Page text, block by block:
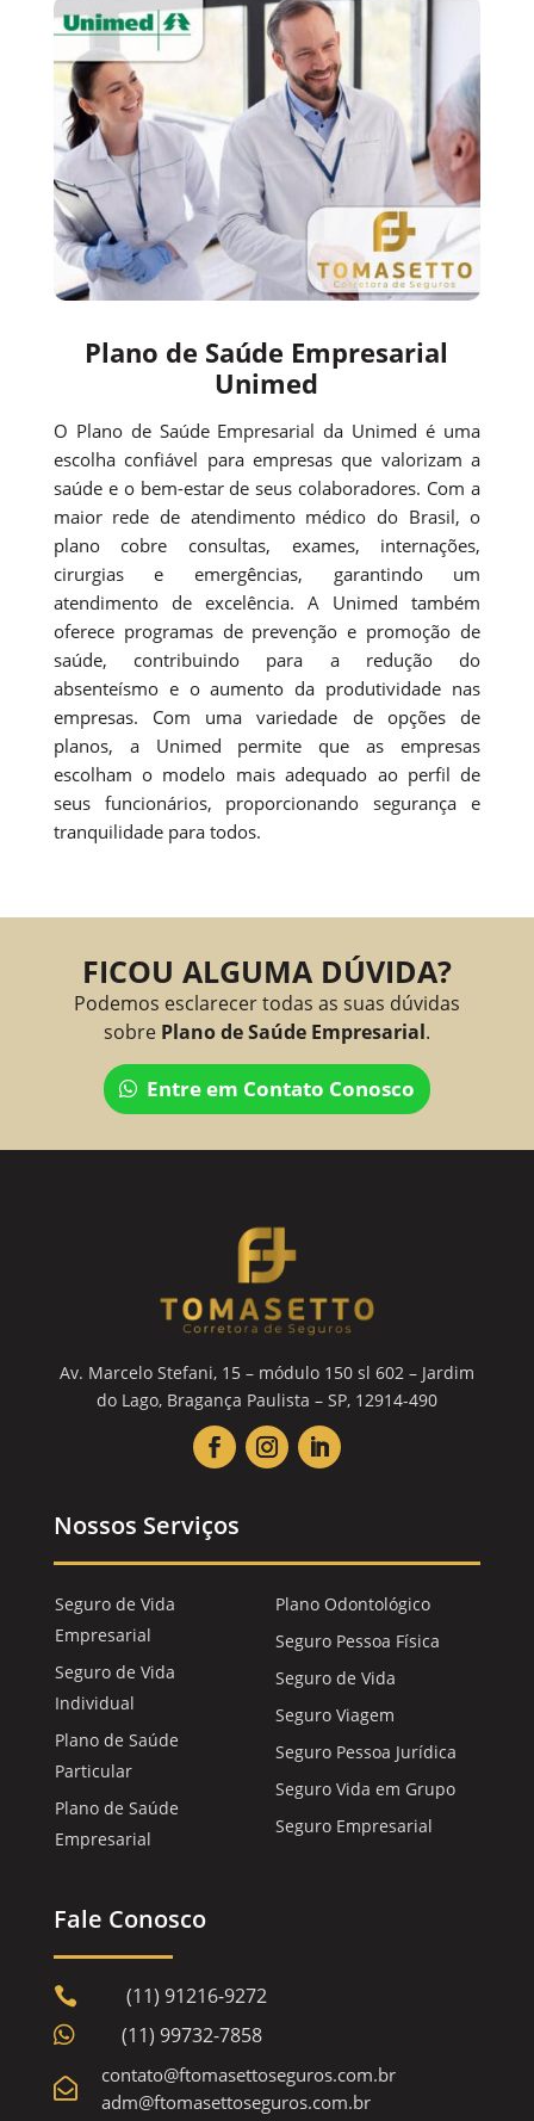
Plano de Saúde Empresarial
Unimed
O Plano de Saúde Empresarial da Unimed é uma
escolha confiável para empresas que valorizam a
saúde e o bem-estar de seus colaboradores. Com a
maior rede de atendimento médico do Brasil, o
plano cobre consultas, exames, internações,
cirurgias e emergências, garantindo um
atendimento de excelência. A Unimed também
oferece programas de prevenção e promoção de
saúde, contribuindo para a redução do
absenteísmo e o aumento da produtividade nas
empresas. Com uma variedade de opções de
planos, a Unimed permite que as empresas
escolham o modelo mais adequado ao perfil de
seus funcionários, proporcionando segurança e
tranquilidade para todos.
FICOU ALGUMA DÚVIDA?
Podemos esclarecer todas as suas dúvidas
sobre Plano de Saúde Empresarial.
Entre em Contato Conosco
Av. Marcelo Stefani, 15 – módulo 150 sl 602 – Jardim
do Lago, Bragança Paulista – SP, 12914-490
Nossos Serviços
Seguro de Vida
Empresarial
Seguro de Vida
Individual
Plano de Saúde
Particular
Plano de Saúde
Empresarial
Plano Odontológico
Seguro Pessoa Física
Seguro de Vida
Seguro Viagem
Seguro Pessoa Jurídica
Seguro Vida em Grupo
Seguro Empresarial
Fale Conosco
 (11) 91216-9272
 (11) 99732-7858

contato@ftomasettoseguros.com.br
adm@ftomasettoseguros.com.br